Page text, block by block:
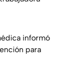
informó
para